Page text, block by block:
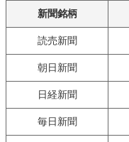
新聞銘柄
読売新聞
朝日新聞
日経新聞
毎日新聞